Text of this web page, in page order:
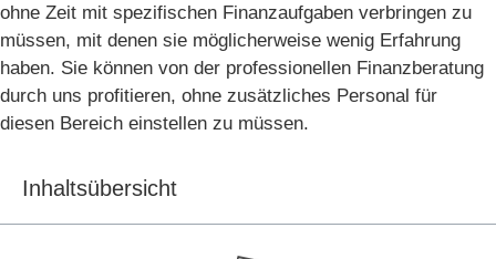
ohne Zeit mit spezifischen Finanzaufgaben verbringen zu
müssen, mit denen sie möglicherweise wenig Erfahrung
haben. Sie können von der professionellen Finanzberatung
durch uns profitieren, ohne zusätzliches Personal für
diesen Bereich einstellen zu müssen.
Inhaltsübersicht